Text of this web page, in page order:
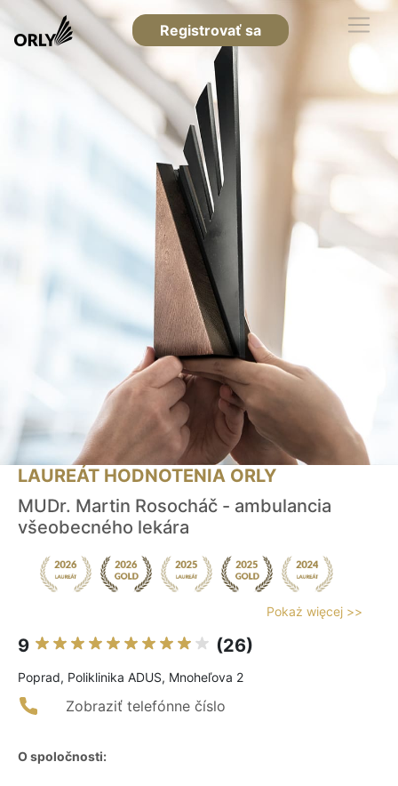
Registrovať sa
LAUREÁT HODNOTENIA ORLY
MUDr. Martin Rosocháč - ambulancia
všeobecného lekára
Pokaż więcej >>
9 (26)
Poprad, Poliklinika ADUS, Mnoheľova 2
Zobraziť telefónne číslo
O spoločnosti: